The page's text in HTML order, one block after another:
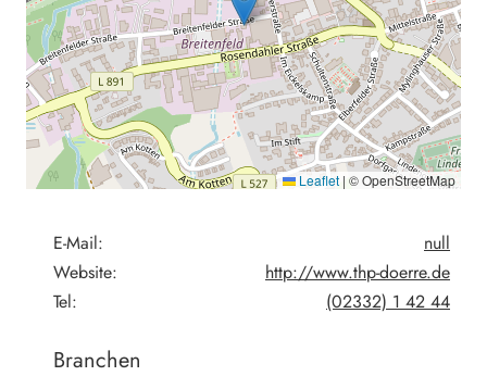
Leaflet | © OpenStreetMap
E-Mail:
null
Website:
http://www.thp-doerre.de
Tel:
(02332) 1 42 44
Branchen